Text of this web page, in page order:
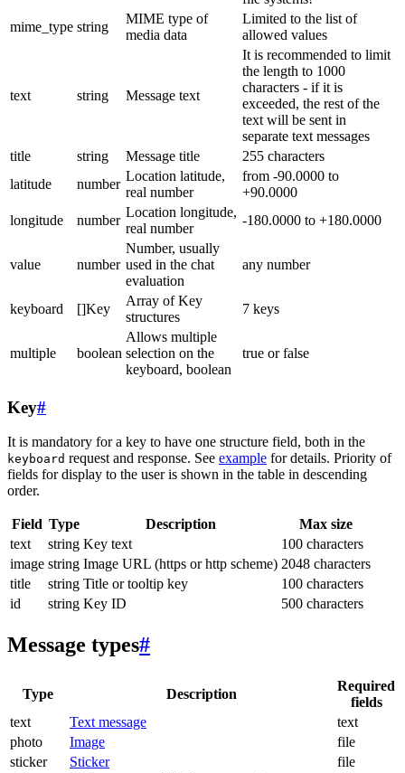
mime_type string
MIME type of
media data
Limited to the list of
allowed values
text string Message text
It is recommended to limit
the length to 1000
characters - if it is
exceeded, the rest of the
text will be sent in
separate text messages
title
string Message title
255 characters
latitude
number
Location latitude,
real number
from -90.0000 to
+90.0000
longitude
number
Location longitude,
real number
-180.0000 to +180.0000
value number
Number, usually
used in the chat
evaluation
any number
keyboard []Key
Array of Key
structures
7 keys
multiple boolean
Allows multiple
selection on the
keyboard, boolean
true or false
Key#
It is mandatory for a key to have one structure field, both in the
keyboard request and response. See example for details. Priority of
fields for display to the user is shown in the table in descending
order.
Field Type Description
Max size
text
string Key text
100 characters
image string Image URL (https or http scheme) 2048 characters
title
string Title or tooltip key
100 characters
id
string Key ID 500 characters
Message types#
Type Description
Required
fields
text
Text message
text
photo
Image
file
sticker
Sticker
file